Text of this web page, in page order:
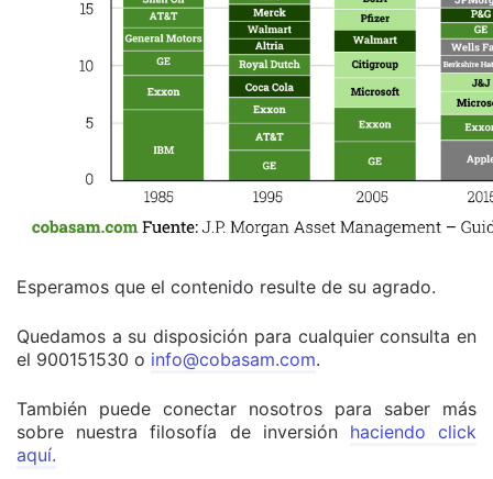
Esperamos que el contenido resulte de su agrado.
Quedamos a su disposición para cualquier consulta en
el 900151530 o info@cobasam.com.
También puede conectar nosotros para saber más
sobre nuestra filosofía de inversión haciendo click
aquí.